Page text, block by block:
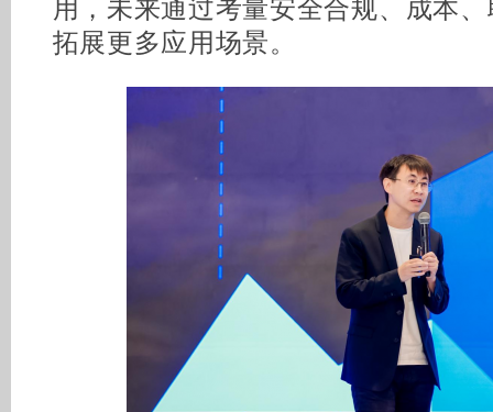
用，未来通过考量安全合规、成本
拓展更多应用场景。